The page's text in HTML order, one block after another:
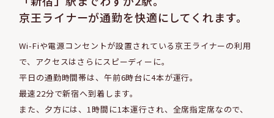
京王ライナーが通勤を快適にしてくれます。
Wi-Fiや電源コンセントが設置されている 京王ライナーの利用
で、アクセスはさらにスピーディーに。
平日の通勤時間帯は、午前6時台に4本が運行。
最速22分で新宿へ到着します。
また、夕方には、1時間に1本運行され、 全席指定席なので、